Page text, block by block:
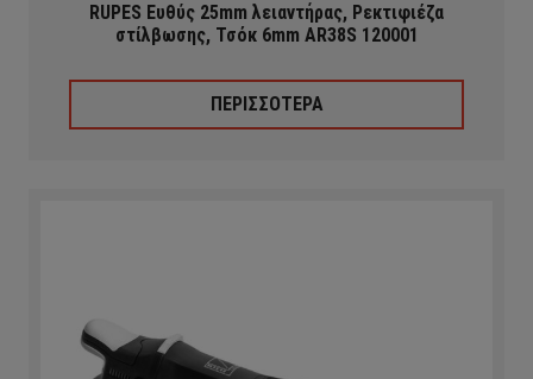
RUPES Ευθύς 25mm λειαντήρας, Ρεκτιφιέζα
στίλβωσης, Τσόκ 6mm AR38S 120001
ΠΕΡΙΣΣΟΤΕΡΑ